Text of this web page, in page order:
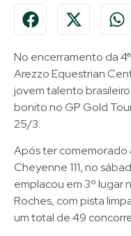
No encerramento da
Arezzo Equestrian
jovem talento
bonito no GP Gold
25/3.
Após ter comemorado
Cheyenne 111, no
emplacou em 3º lugar
Roches, com pista
um total de 49